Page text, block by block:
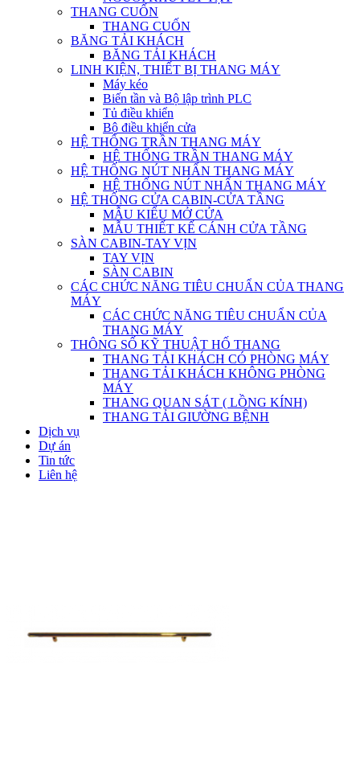
THANG CUỐN
THANG CUỐN
BĂNG TẢI KHÁCH
BĂNG TẢI KHÁCH
LINH KIỆN, THIẾT BỊ THANG MÁY
Máy kéo
Biến tần và Bộ lập trình PLC
Tủ điều khiển
Bộ điều khiển cửa
HỆ THỐNG TRẦN THANG MÁY
HỆ THỐNG TRẦN THANG MÁY
HỆ THỐNG NÚT NHẤN THANG MÁY
HỆ THỐNG NÚT NHẤN THANG MÁY
HỆ THỐNG CỬA CABIN-CỬA TẦNG
MẪU KIỂU MỞ CỬA
MẪU THIẾT KẾ CÁNH CỬA TẦNG
SÀN CABIN-TAY VỊN
TAY VỊN
SÀN CABIN
CÁC CHỨC NĂNG TIÊU CHUẨN CỦA THANG
MÁY
CÁC CHỨC NĂNG TIÊU CHUẨN CỦA
THANG MÁY
THÔNG SỐ KỸ THUẬT HỐ THANG
THANG TẢI KHÁCH CÓ PHÒNG MÁY
THANG TẢI KHÁCH KHÔNG PHÒNG
MÁY
THANG QUAN SÁT ( LỒNG KÍNH)
THANG TẢI GIƯỜNG BỆNH
Dịch vụ
Dự án
Tin tức
Liên hệ